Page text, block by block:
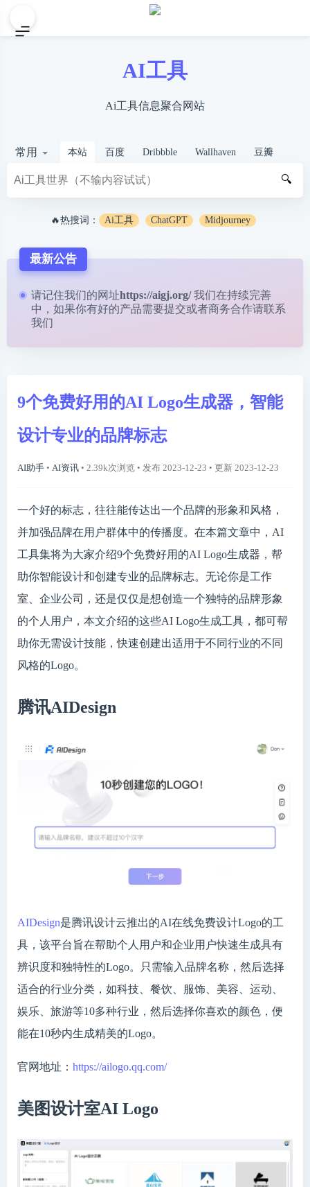
AI工具
Ai工具信息聚合网站
常用 本站 百度 Dribbble Wallhaven 豆瓣
🔍
🔥热搜词： Ai工具 ChatGPT Midjourney
最新公告
请记住我们的网址https://aigj.org/ 我们在持续完善
中，如果你有好的产品需要提交或者商务合作请联系
我们
9个免费好用的AI Logo生成器，智能
设计专业的品牌标志
AI助手 • AI资讯 • 2.39k次浏览 • 发布 2023-12-23 • 更新 2023-12-23
一个好的标志，往往能传达出一个品牌的形象和风格，
并加强品牌在用户群体中的传播度。在本篇文章中，AI
工具集将为大家介绍9个免费好用的AI Logo生成器，帮
助你智能设计和创建专业的品牌标志。无论你是工作
室、企业公司，还是仅仅是想创造一个独特的品牌形象
的个人用户，本文介绍的这些AI Logo生成工具，都可帮
助你无需设计技能，快速创建出适用于不同行业的不同
风格的Logo。
腾讯AIDesign
AIDesign是腾讯设计云推出的AI在线免费设计Logo的工
具，该平台旨在帮助个人用户和企业用户快速生成具有
辨识度和独特性的Logo。只需输入品牌名称，然后选择
适合的行业分类，如科技、餐饮、服饰、美容、运动、
娱乐、旅游等10多种行业，然后选择你喜欢的颜色，便
能在10秒内生成精美的Logo。
官网地址： https://ailogo.qq.com/
美图设计室AI Logo